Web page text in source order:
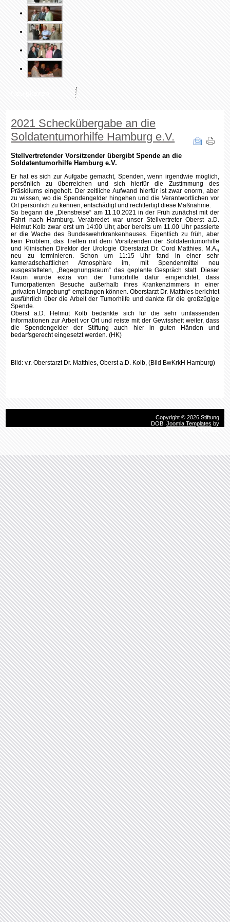
2021 Scheckübergabe an die
Soldatentumorhilfe Hamburg e.V.
Stellvertretender Vorsitzender übergibt Spende an die
Soldatentumorhilfe Hamburg e.V.
Er hat es sich zur Aufgabe gemacht, Spenden, wenn irgendwie möglich,
persönlich zu überreichen und sich hierfür die Zustimmung des
Präsidiums eingeholt. Der zeitliche Aufwand hierfür ist zwar enorm, aber
zu wissen, wo die Spendengelder hingehen und die Verantwortlichen vor
Ort persönlich zu kennen, entschädigt und rechtfertigt diese Maßnahme.
So begann die „Dienstreise“ am 11.10.2021 in der Früh zunächst mit der
Fahrt nach Hamburg. Verabredet war unser Stellvertreter Oberst a.D.
Helmut Kolb zwar erst um 14:00 Uhr, aber bereits um 11.00 Uhr passierte
er die Wache des Bundeswehrkrankenhauses. Eigentlich zu früh, aber
kein Problem, das Treffen mit dem Vorsitzenden der Soldatentumorhilfe
und Klinischen Direktor der Urologie Oberstarzt Dr. Cord Matthies, M.A.,
neu zu terminieren. Schon um 11:15 Uhr fand in einer sehr
kameradschaftlichen Atmosphäre im, mit Spendenmittel neu
ausgestatteten, „Begegnungsraum“ das geplante Gespräch statt. Dieser
Raum wurde extra von der Tumorhilfe dafür eingerichtet, dass
Tumorpatienten Besuche außerhalb ihres Krankenzimmers in einer
„privaten Umgebung“ empfangen können. Oberstarzt Dr. Matthies berichtet
ausführlich über die Arbeit der Tumorhilfe und dankte für die großzügige
Spende.
Oberst a.D. Helmut Kolb bedankte sich für die sehr umfassenden
Informationen zur Arbeit vor Ort und reiste mit der Gewissheit weiter, dass
die Spendengelder der Stiftung auch hier in guten Händen und
bedarfsgerecht eingesetzt werden. (HK)
Bild: v.r. Oberstarzt Dr. Matthies, Oberst a.D. Kolb, (Bild BwKrkH Hamburg)
Copyright © 2026 Stiftung
DOB. Joomla Templates by